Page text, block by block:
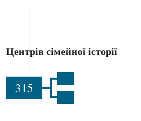
Центрів сімейної історії
315